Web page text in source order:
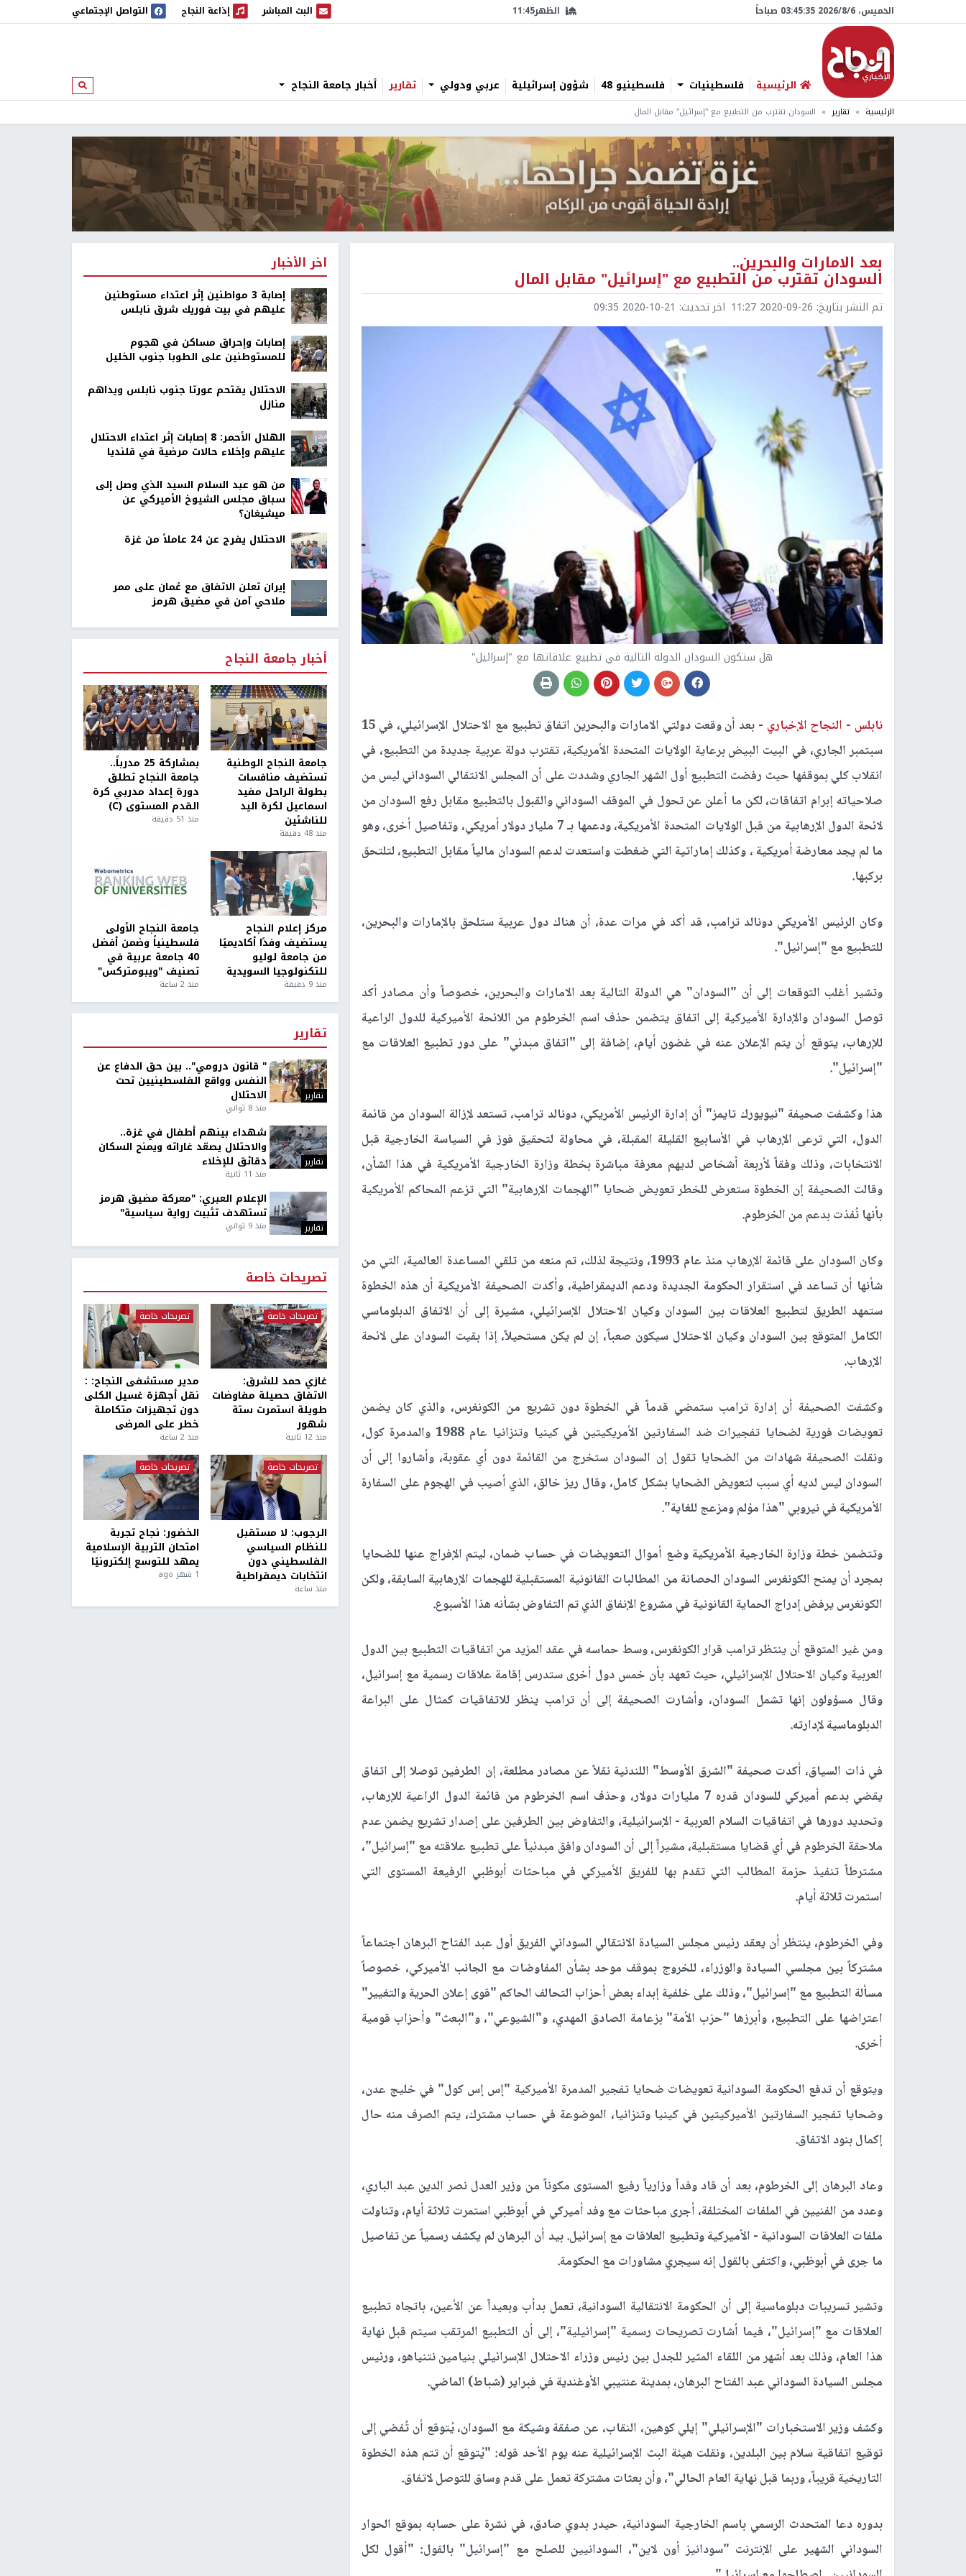
الخميس، 6/‏8/‏2026 03:45:36 صباحاً الظهر11:45 البث المباشر
البث المباشر إذاعة النجاح
إذاعة النجاح التواصل الإجتماعي
الرئيسية فلسطينيات فلسطينيو 48 شؤون إسرائيلية عربي ودولي تقارير أخبار جامعة النجاح ابحث
الرئيسية تقارير السودان تقترب من التطبيع مع "إسرائيل" مقابل المال
بعد الامارات والبحرين..
السودان تقترب من التطبيع مع "إسرائيل" مقابل المال
تم النشر بتاريخ: 2020-09-26 11:27 اخر تحديث: 2020-10-21 09:35
هل ستكون السودان الدولة التالية في تطبيع علاقاتها مع "إسرائيل"
نابلس - النجاح الإخباري -
بعد أن وقعت دولتي الامارات والبحرين اتفاق تطبيع مع الاحتلال الإسرائيلي، في 15
سبتمبر الجاري، في البيت البيض برعاية الولايات المتحدة الأمريكية، تقترب دولة عربية جديدة من التطبيع، في
انقلاب كلي بموقفها حيث رفضت التطبيع أول الشهر الجاري وشددت على أن المجلس الانتقالي السوداني ليس من
صلاحياته إبرام اتفاقات، لكن ما أعلن عن تحول في الموقف السوداني والقبول بالتطبيع مقابل رفع السودان من
لائحة الدول الإرهابية من قبل الولايات المتحدة الأمريكية، ودعمها بـ 7 مليار دولار أمريكي، وتفاصيل أخرى، وهو
ما لم يجد معارضة أمريكية ، وكذلك إماراتية التي ضغطت واستعدت لدعم السودان مالياً مقابل التطبيع، لتلتحق
بركبها.
وكان الرئيس الأمريكي دونالد ترامب، قد أكد في مرات عدة، أن هناك دول عربية ستلحق بالإمارات والبحرين،
للتطبيع مع "إسرائيل".
وتشير أغلب التوقعات إلى أن "السودان" هي الدولة التالية بعد الامارات والبحرين، خصوصاً وأن مصادر أكد
توصل السودان والإدارة الأميركية إلى اتفاق يتضمن حذف اسم الخرطوم من اللائحة الأميركية للدول الراعية
للإرهاب، يتوقع أن يتم الإعلان عنه في غضون أيام، إضافة إلى "اتفاق مبدئي" على دور تطبيع العلاقات مع
"إسرائيل".
هذا وكشفت صحيفة "نيويورك تايمز" أن إدارة الرئيس الأمريكي، دونالد ترامب، تستعد لإزالة السودان من قائمة
الدول، التي ترعى الإرهاب في الأسابيع القليلة المقبلة، في محاولة لتحقيق فوز في السياسة الخارجية قبل
الانتخابات، وذلك وفقاً لأربعة أشخاص لديهم معرفة مباشرة بخطة وزارة الخارجية الأمريكية في هذا الشأن،
وقالت الصحيفة إن الخطوة ستعرض للخطر تعويض ضحايا "الهجمات الإرهابية" التي تزعم المحاكم الأمريكية
بأنها نُفذت بدعم من الخرطوم.
وكان السودان على قائمة الإرهاب منذ عام 1993، ونتيجة لذلك، تم منعه من تلقي المساعدة العالمية، التي من
شأنها أن تساعد في استقرار الحكومة الجديدة ودعم الديمقراطية، وأكدت الصحيفة الأمريكية أن هذه الخطوة
ستمهد الطريق لتطبيع العلاقات بين السودان وكيان الاحتلال الإسرائيلي، مشيرة إلى أن الاتفاق الدبلوماسي
الكامل المتوقع بين السودان وكيان الاحتلال سيكون صعباً، إن لم يكن مستحيلاً، إذا بقيت السودان على لائحة
الإرهاب.
وكشفت الصحيفة أن إدارة ترامب ستمضي قدماً في الخطوة دون تشريع من الكونغرس، والذي كان يضمن
تعويضات فورية لضحايا تفجيرات ضد السفارتين الأمريكيتين في كينيا وتنزانيا عام 1988 والمدمرة كول،
ونقلت الصحيفة شهادات من الضحايا تقول إن السودان ستخرج من القائمة دون أي عقوبة، وأشاروا إلى أن
السودان ليس لديه أي سبب لتعويض الضحايا بشكل كامل، وقال ريز خالق، الذي أصيب في الهجوم على السفارة
الأمريكية في نيروبي "هذا مؤلم ومزعج للغاية".
وتتضمن خطة وزارة الخارجية الأمريكية وضع أموال التعويضات في حساب ضمان، ليتم الإفراج عنها للضحايا
بمجرد أن يمنح الكونغرس السودان الحصانة من المطالبات القانونية المستقبلية للهجمات الإرهابية السابقة، ولكن
الكونغرس يرفض إدراج الحماية القانونية في مشروع الإنفاق الذي تم التفاوض بشأنه هذا الأسبوع.
ومن غير المتوقع أن ينتظر ترامب قرار الكونغرس، وسط حماسه في عقد المزيد من اتفاقيات التطبيع بين الدول
العربية وكيان الاحتلال الإسرائيلي، حيث تعهد بأن خمس دول أخرى ستدرس إقامة علاقات رسمية مع إسرائيل،
وقال مسؤولون إنها تشمل السودان، وأشارت الصحيفة إلى أن ترامب ينظر للاتفاقيات كمثال على البراعة
الدبلوماسية لإدارته.
في ذات السياق، أكدت صحيفة "الشرق الأوسط" اللندنية نقلاً عن مصادر مطلعة، إن الطرفين توصلا إلى اتفاق
يقضي بدعم أميركي للسودان قدره 7 مليارات دولار، وحذف اسم الخرطوم من قائمة الدول الراعية للإرهاب،
وتحديد دورها في اتفاقيات السلام العربية - الإسرائيلية، والتفاوض بين الطرفين على إصدار تشريع يضمن عدم
ملاحقة الخرطوم في أي قضايا مستقبلية، مشيراً إلى أن السودان وافق مبدئياً على تطبيع علاقته مع "إسرائيل"،
مشترطاً تنفيذ حزمة المطالب التي تقدم بها للفريق الأميركي في مباحثات أبوظبي الرفيعة المستوى التي
استمرت ثلاثة أيام.
وفي الخرطوم، ينتظر أن يعقد رئيس مجلس السيادة الانتقالي السوداني الفريق أول عبد الفتاح البرهان اجتماعاً
مشتركاً بين مجلسي السيادة والوزراء، للخروج بموقف موحد بشأن المفاوضات مع الجانب الأميركي، خصوصاً
مسألة التطبيع مع "إسرائيل"، وذلك على خلفية إبداء بعض أحزاب التحالف الحاكم "قوى إعلان الحرية والتغيير"
اعتراضها على التطبيع، وأبرزها "حزب الأمة" بزعامة الصادق المهدي، و"الشيوعي"، و"البعث" وأحزاب قومية
أخرى.
ويتوقع أن تدفع الحكومة السودانية تعويضات ضحايا تفجير المدمرة الأميركية "إس إس كول" في خليج عدن،
وضحايا تفجير السفارتين الأميركيتين في كينيا وتنزانيا، الموضوعة في حساب مشترك، يتم الصرف منه حال
إكمال بنود الاتفاق.
وعاد البرهان إلى الخرطوم، بعد أن قاد وفداً وزارياً رفيع المستوى مكوناً من وزير العدل نصر الدين عبد الباري،
وعدد من الفنيين في الملفات المختلفة، أجرى مباحثات مع وفد أميركي في أبوظبي استمرت ثلاثة أيام، وتناولت
ملفات العلاقات السودانية - الأميركية وتطبيع العلاقات مع إسرائيل. بيد أن البرهان لم يكشف رسمياً عن تفاصيل
ما جرى في أبوظبي، واكتفى بالقول إنه سيجري مشاورات مع الحكومة.
وتشير تسريبات دبلوماسية إلى أن الحكومة الانتقالية السودانية، تعمل بدأب وبعيداً عن الأعين، باتجاه تطبيع
العلاقات مع "إسرائيل"، فيما أشارت تصريحات رسمية "إسرائيلية"، إلى أن التطبيع المرتقب سيتم قبل نهاية
هذا العام، وذلك بعد أشهر من اللقاء المثير للجدل بين رئيس وزراء الاحتلال الإسرائيلي بنيامين نتنياهو، ورئيس
مجلس السيادة السوداني عبد الفتاح البرهان، بمدينة عنتيبي الأوغندية في فبراير (شباط) الماضي.
وكشف وزير الاستخبارات "الإسرائيلي" إيلي كوهين، النقاب، عن صفقة وشيكة مع السودان، يُتوقع أن تُفضي إلى
توقيع اتفاقية سلام بين البلدين، ونقلت هيئة البث الإسرائيلية عنه يوم الأحد قوله: "يُتوقع أن تتم هذه الخطوة
التاريخية قريباً، وربما قبل نهاية العام الحالي"، وأن بعثات مشتركة تعمل على قدم وساق للتوصل لاتفاق.
بدوره دعا المتحدث الرسمي باسم الخارجية السودانية، حيدر بدوي صادق، في نشرة على حسابه بموقع الحوار
السوداني الشهير على الإنترنت "سودانيز أون لاين"، السودانيين للصلح مع "إسرائيل" بالقول: "أقول لكل
اخر الأخبار
إصابة 3 مواطنين إثر اعتداء مستوطنين
عليهم في بيت فوريك شرق نابلس
إصابات وإحراق مساكن في هجوم
للمستوطنين على الطوبا جنوب الخليل
الاحتلال يقتحم عورتا جنوب نابلس ويداهم
منازل
الهلال الأحمر: 8 إصابات إثر اعتداء الاحتلال
عليهم وإخلاء حالات مرضية في قلنديا
من هو عبد السلام السيد الذي وصل إلى
سباق مجلس الشيوخ الأميركي عن
ميشيغان؟
الاحتلال يفرج عن 24 عاملاً من غزة
إيران تعلن الاتفاق مع عُمان على ممر
ملاحي آمن في مضيق هرمز
أخبار جامعة النجاح
جامعة النجاح الوطنية
تستضيف منافسات
بطولة الراحل مفيد
اسماعيل لكرة اليد
للناشئين
منذ 48 دقيقة
بمشاركة 25 مدرباً..
جامعة النجاح تطلق
دورة إعداد مدربي كرة
القدم المستوى (C)
منذ 51 دقيقة
مركز إعلام النجاح
يستضيف وفدًا أكاديميًا
من جامعة لوليو
للتكنولوجيا السويدية
منذ 9 دقيقة
جامعة النجاح الأولى
فلسطينياً وضمن أفضل
40 جامعة عربية في
تصنيف "ويبومتركس"
منذ 2 ساعة
تقارير
تقارير
" قانون درومي".. بين حق الدفاع عن
النفس وواقع الفلسطينيين تحت
الاحتلال
منذ 8 ثواني
تقارير
شهداء بينهم أطفال في غزة..
والاحتلال يصعّد غاراته ويمنح السكان
دقائق للإخلاء
منذ 11 ثانية
تقارير
الإعلام العبري: "معركة مضيق هرمز
تستهدف تثبيت رواية سياسية"
منذ 9 ثواني
تصريحات خاصة
تصريحات خاصة
غازي حمد للشرق:
الاتفاق حصيلة مفاوضات
طويلة استمرت ستة
شهور
منذ 12 ثانية
تصريحات خاصة
مدير مستشفى النجاح: :
نقل أجهزة غسيل الكلى
دون تجهيزات متكاملة
خطر على المرضى
منذ 2 ساعة
تصريحات خاصة
الرجوب: لا مستقبل
للنظام السياسي
الفلسطيني دون
انتخابات ديمقراطية
منذ ساعة
تصريحات خاصة
الخضور: نجاح تجربة
امتحان التربية الإسلامية
يمهد للتوسع إلكترونيًا
1 شهر ago